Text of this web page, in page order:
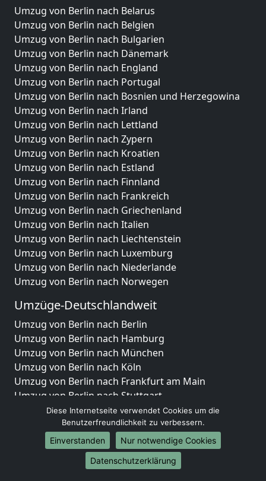
Umzug von Berlin nach Belarus
Umzug von Berlin nach Belgien
Umzug von Berlin nach Bulgarien
Umzug von Berlin nach Dänemark
Umzug von Berlin nach England
Umzug von Berlin nach Portugal
Umzug von Berlin nach Bosnien und Herzegowina
Umzug von Berlin nach Irland
Umzug von Berlin nach Lettland
Umzug von Berlin nach Zypern
Umzug von Berlin nach Kroatien
Umzug von Berlin nach Estland
Umzug von Berlin nach Finnland
Umzug von Berlin nach Frankreich
Umzug von Berlin nach Griechenland
Umzug von Berlin nach Italien
Umzug von Berlin nach Liechtenstein
Umzug von Berlin nach Luxemburg
Umzug von Berlin nach Niederlande
Umzug von Berlin nach Norwegen
Umzüge-Deutschlandweit
Umzug von Berlin nach Berlin
Umzug von Berlin nach Hamburg
Umzug von Berlin nach München
Umzug von Berlin nach Köln
Umzug von Berlin nach Frankfurt am Main
Umzug von Berlin nach Stuttgart
Umzug von Berlin nach Düsseldorf
Umzug von Berlin nach Leipzig
Umzug von Berlin nach Dortmund
Umzug von Berlin nach Essen
Umzug von Berlin nach Bremen
Diese Internetseite verwendet Cookies um die
Benutzerfreundlichkeit zu verbessern.
Einverstanden
Nur notwendige Cookies
Datenschutzerklärung